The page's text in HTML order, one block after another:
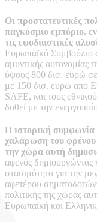
Οι προστατευτικές
παγκόσμιο εμπόριο,
τις εφοδιαστικές
Ευρωπαϊκό Συμβούλιο
αμυντικής
ύψους 800 δισ. ευρώ σε
με 150 δισ. ευρώ από
SAFE, και τους
δοθεί με την
Η ιστορική συμφωνία
χαλάρωση του φρένου
την χώρα αυτή
αφενός
στασιμότητα για την
αφετέρου
πολιτικής της χώρας
Ευρωπαϊκή και